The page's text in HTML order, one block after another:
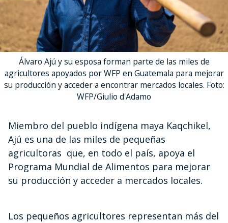
Álvaro Ajú y su esposa forman parte de las miles de
agricultores apoyados por WFP en Guatemala para mejorar
su producción y acceder a encontrar mercados locales. Foto:
WFP/Giulio d'Adamo
Miembro del pueblo indígena maya Kaqchikel,
Ajú es una de las miles de pequeñas
agricultoras que, en todo el país, apoya el
Programa Mundial de Alimentos para mejorar
su producción y acceder a mercados locales.
Los pequeños agricultores representan más del